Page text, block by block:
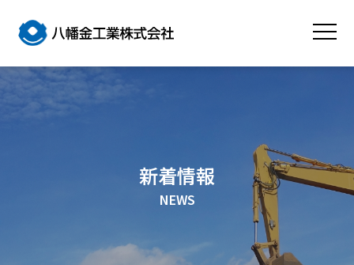
新着情報
NEWS